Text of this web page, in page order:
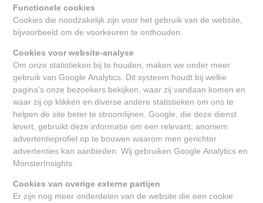
Functionele cookies
Cookies die noodzakelijk zijn voor het gebruik van de website,
bijvoorbeeld om de voorkeuren te onthouden.
Cookies voor website-analyse
Om onze statistieken bij te houden, maken we onder meer
gebruik van Google Analytics. Dit systeem houdt bij welke
pagina’s onze bezoekers bekijken, waar zij vandaan komen en
waar zij op klikken en diverse andere statistieken om ons te
helpen de site beter te stroomlijnen. Google, die deze dienst
levert, gebruikt deze informatie om een relevant, anoniem
advertentieprofiel op te bouwen waarom men gerichter
advertenties kan aanbieden. Wij gebruiken Google Analytics en
MonsterInsights.
Cookies van overige externe partijen
Er zijn nog meer onderdelen van de website die een cookie